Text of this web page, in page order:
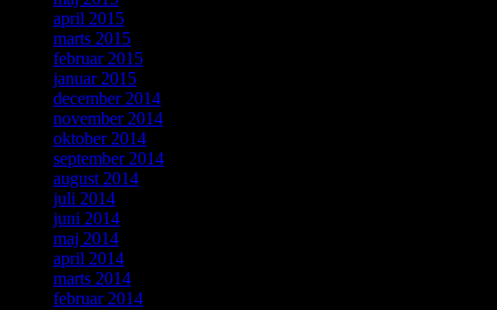
april 2015
marts 2015
februar 2015
januar 2015
december 2014
november 2014
oktober 2014
september 2014
august 2014
juli 2014
juni 2014
maj 2014
april 2014
marts 2014
februar 2014